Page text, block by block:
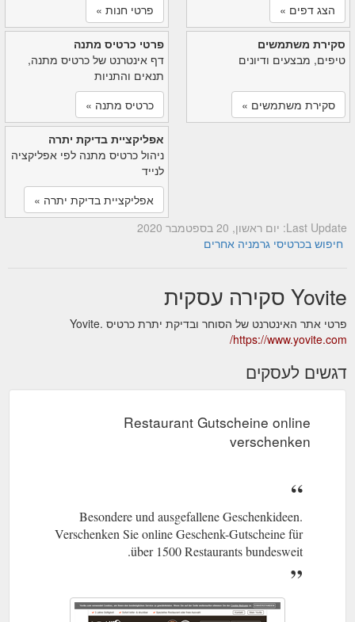
פרטי חנות »
הצג דפים »
פרטי כרטיס מתנה
דף אינטרנט של כרטיס מתנה,
תנאים והתניות
כרטיס מתנה »
סקירת משתמשים
טיפים, מבצעים ודיונים
סקירת משתמשים »
אפליקציית בדיקת יתרה
ניהול כרטיס מתנה לפי אפליקציה
לנייד
אפליקציית בדיקת יתרה »
Last Update: יום ראשון, 20 בספטמבר 2020
חיפוש בכרטיסי גרמניה אחרים
Yovite סקירה עסקית
פרטי אתר האינטרנט של הסוחר ובדיקת יתרת כרטיס Yovite.
https://www.yovite.com/
דגשים לעסקים
Restaurant Gutscheine online
verschenken
Besondere und ausgefallene Geschenkideen.
Verschenken Sie online Geschenk-Gutscheine für
über 1500 Restaurants bundesweit.